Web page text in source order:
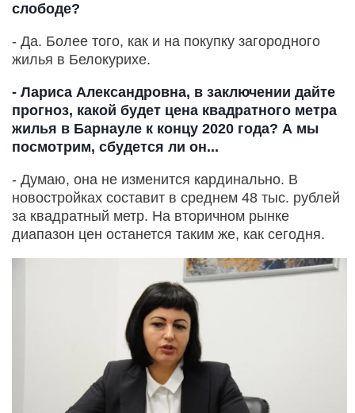
слободе?
- Да. Более того, как и на покупку загородного
жилья в Белокурихе.
- Лариса Александровна, в заключении дайте
прогноз, какой будет цена квадратного метра
жилья в Барнауле к концу 2020 года? А мы
посмотрим, сбудется ли он...
- Думаю, она не изменится кардинально. В
новостройках составит в среднем 48 тыс. рублей
за квадратный метр. На вторичном рынке
диапазон цен останется таким же, как сегодня.